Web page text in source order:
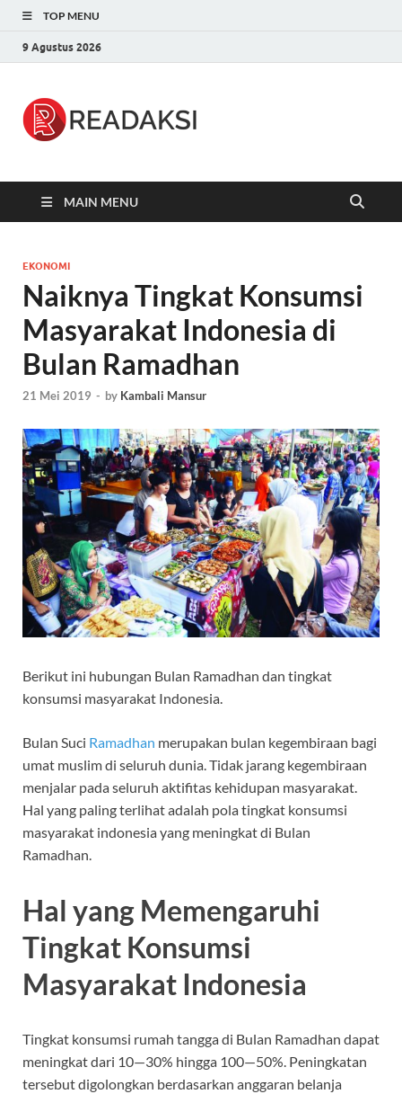
TOP MENU
9 Agustus 2026
MAIN MENU
EKONOMI
Naiknya Tingkat Konsumsi
Masyarakat Indonesia di
Bulan Ramadhan
21 Mei 2019 - by Kambali Mansur
Berikut ini hubungan Bulan Ramadhan dan tingkat
konsumsi masyarakat Indonesia.
Bulan Suci Ramadhan merupakan bulan kegembiraan bagi
umat muslim di seluruh dunia. Tidak jarang kegembiraan
menjalar pada seluruh aktifitas kehidupan masyarakat.
Hal yang paling terlihat adalah pola tingkat konsumsi
masyarakat indonesia yang meningkat di Bulan
Ramadhan.
Hal yang Memengaruhi
Tingkat Konsumsi
Masyarakat Indonesia
Tingkat konsumsi rumah tangga di Bulan Ramadhan dapat
meningkat dari 10—30% hingga 100—50%. Peningkatan
tersebut digolongkan berdasarkan anggaran belanja